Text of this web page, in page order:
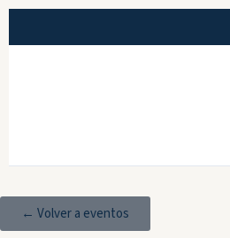
← Volver a eventos